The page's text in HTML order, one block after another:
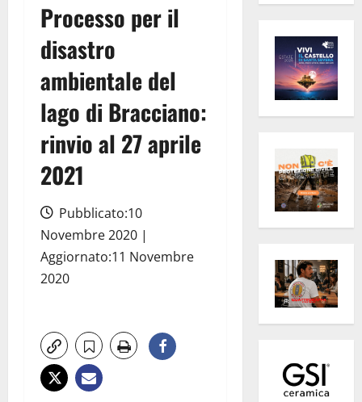
Processo per il
disastro
ambientale del
lago di Bracciano:
rinvio al 27 aprile
2021
Pubblicato:10
Novembre 2020 |
Aggiornato:11 Novembre
2020